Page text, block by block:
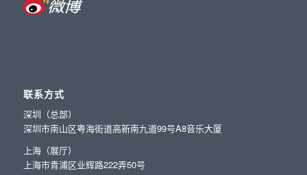
联系方式
深圳（总部）
深圳市南山区粤海街道高新南九道99号A8音乐大厦
上海（展厅）
上海市青浦区业辉路222弄50号